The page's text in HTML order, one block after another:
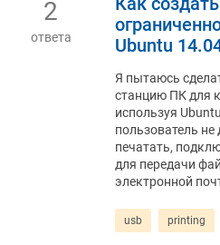
2
ответа
Ubuntu
Я пытаюсь
станцию ​​ПК для
используя
пользователь
печатать,
для передачи
электронной
usb printing